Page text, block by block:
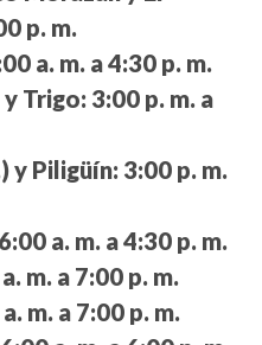
p. m.
a. m. a 4:30 p. m.
Trigo: 3:00 p. m. a
y Piligüín: 3:00 p. m.
6:00 a. m. a 4:30 p. m.
m. a 7:00 p. m.
m. a 7:00 p. m.